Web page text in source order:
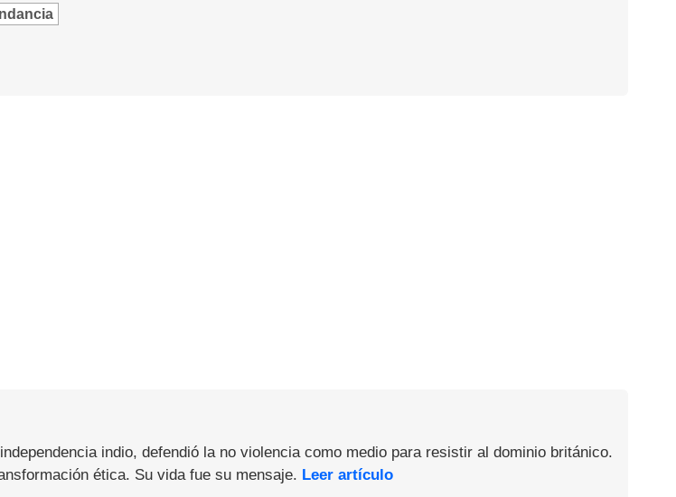
indio, defendió la no violencia como medio para resistir al dominio británico.
ética. Su vida fue su mensaje. Leer artículo